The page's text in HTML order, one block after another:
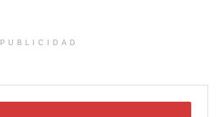
PUBLICIDAD